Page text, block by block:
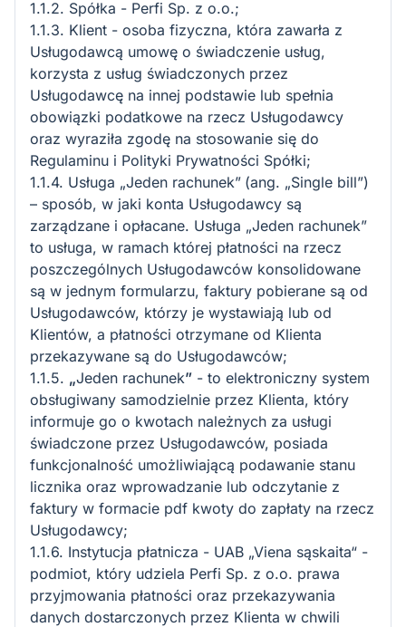
1.1.2. Spółka - Perfi Sp. z o.o.;
1.1.3. Klient - osoba fizyczna, która zawarła z
Usługodawcą umowę o świadczenie usług,
korzysta z usług świadczonych przez
Usługodawcę na innej podstawie lub spełnia
obowiązki podatkowe na rzecz Usługodawcy
oraz wyraziła zgodę na stosowanie się do
Regulaminu i Polityki Prywatności Spółki;
1.1.4. Usługa „Jeden rachunek” (ang. „Single bill”)
– sposób, w jaki konta Usługodawcy są
zarządzane i opłacane. Usługa „Jeden rachunek”
to usługa, w ramach której płatności na rzecz
poszczególnych Usługodawców konsolidowane
są w jednym formularzu, faktury pobierane są od
Usługodawców, którzy je wystawiają lub od
Klientów, a płatności otrzymane od Klienta
przekazywane są do Usługodawców;
1.1.5. „Jeden rachunek” - to elektroniczny system
obsługiwany samodzielnie przez Klienta, który
informuje go o kwotach należnych za usługi
świadczone przez Usługodawców, posiada
funkcjonalność umożliwiającą podawanie stanu
licznika oraz wprowadzanie lub odczytanie z
faktury w formacie pdf kwoty do zapłaty na rzecz
Usługodawcy;
1.1.6. Instytucja płatnicza - UAB „Viena sąskaita“ -
podmiot, który udziela Perfi Sp. z o.o. prawa
przyjmowania płatności oraz przekazywania
danych dostarczonych przez Klienta w chwili